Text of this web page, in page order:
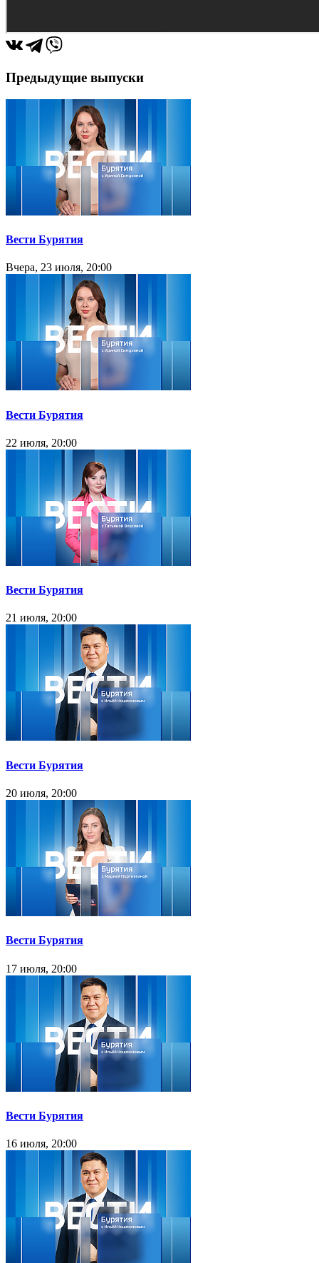
Предыдущие выпуски
Вести Бурятия
Вчера, 23 июля, 20:00
Вести Бурятия
22 июля, 20:00
Вести Бурятия
21 июля, 20:00
Вести Бурятия
20 июля, 20:00
Вести Бурятия
17 июля, 20:00
Вести Бурятия
16 июля, 20:00